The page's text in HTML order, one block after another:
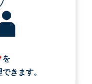
を
きます。